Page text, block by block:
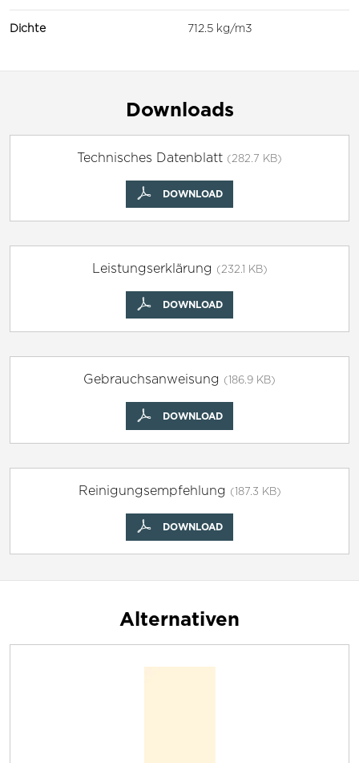
Dichte 712.5 kg/m3
Downloads
Technisches Datenblatt (282.7 KB)
DOWNLOAD
Leistungserklärung (232.1 KB)
DOWNLOAD
Gebrauchsanweisung (186.9 KB)
DOWNLOAD
Reinigungsempfehlung (187.3 KB)
DOWNLOAD
Alternativen